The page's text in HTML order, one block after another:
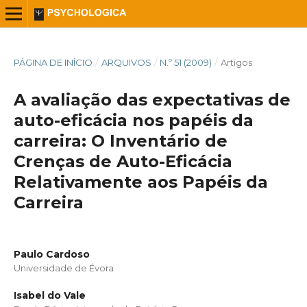
PÁGINA DE INÍCIO / ARQUIVOS / N.º 51 (2009) / Artigos
A avaliação das expectativas de
auto-eficácia nos papéis da
carreira: O Inventário de
Crenças de Auto-Eficácia
Relativamente aos Papéis da
Carreira
Paulo Cardoso
Universidade de Évora
Isabel do Vale